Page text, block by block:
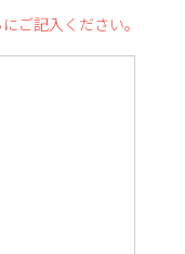
ご記入ください。